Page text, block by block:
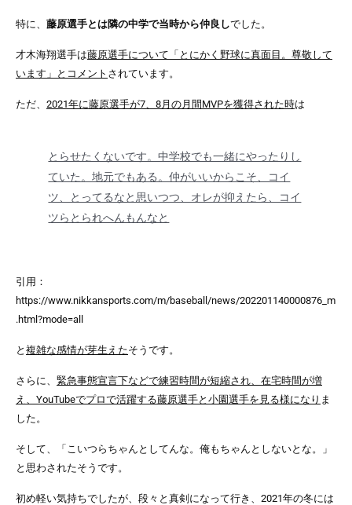
特に、 藤原選手とは隣の中学で当時から仲良しでした。
才木海翔選手は藤原選手について「とにかく野球に真面目。尊敬して
います」とコメント されています。
ただ、 2021年に藤原選手が7、8月の月間MVPを獲得された時は
とらせたくないです。中学校でも一緒にやったりし
ていた。地元でもある。仲がいいからこそ、コイ
ツ、とってるなと思いつつ、オレが抑えたら、コイ
ツらとられへんもんなと
引用：
https://www.nikkansports.com/m/baseball/news/202201140000876_m
.html?mode=all
と 複雑な感情が芽生えたそうです。
さらに、 緊急事態宣言下などで練習時間が短縮され、在宅時間が増
え、YouTubeでプロで活躍する藤原選手と小園選手を見る様になり ま
した。
そして、
「こいつらちゃんとしてんな。俺もちゃんとしないとな。」
と思わされたそうです。
初め軽い気持ちでしたが、段々と真剣になって行き、2021年の冬には